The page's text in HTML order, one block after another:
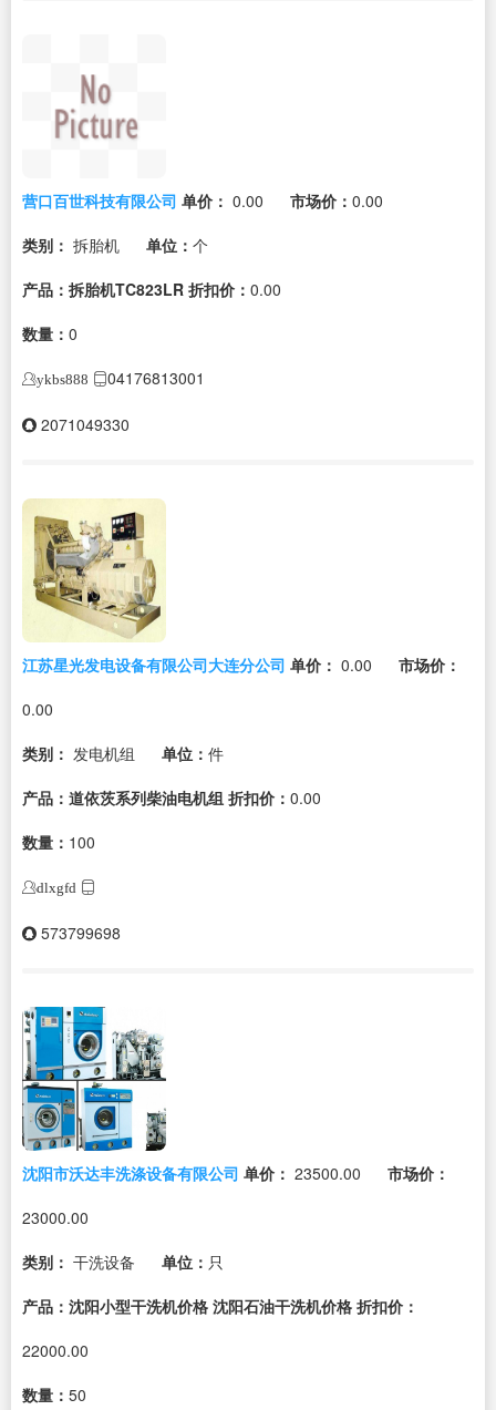
营口百世科技有限公司 单价： 0.00 市场价： 0.00
类别： 拆胎机 单位： 个
产品：拆胎机TC823LR 折扣价： 0.00
数量： 0
ykbs888 04176813001
2071049330
江苏星光发电设备有限公司大连分公司 单价： 0.00
市场价：
0.00
类别： 发电机组 单位： 件
产品：道依茨系列柴油电机组 折扣价： 0.00
数量： 100
dlxgfd
573799698
沈阳市沃达丰洗涤设备有限公司 单价： 23500.00
市场价：
23000.00
类别： 干洗设备 单位： 只
产品：沈阳小型干洗机价格 沈阳石油干洗机价格 折扣价：
22000.00
数量： 50